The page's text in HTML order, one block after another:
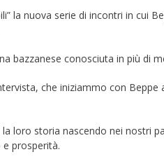
la nuova serie di incontri in cui
bazzanese conosciuta in più di
che iniziammo con
loro storia nascendo nei nostri
prosperità.